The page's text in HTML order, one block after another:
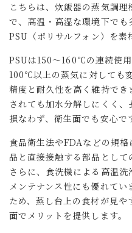
こちらは、炊飯器の蒸気調
で、高温・高湿な環境下でも
PSU（ポリサルフォン）を素
PSUは150〜160℃の連続使
100℃以上の蒸気に対しても
精度と耐久性を高く維持でき
されても加水分解しにくく
損なわず、衛生面でも安心で
食品衛生法やFDAなどの規
品と直接接触する部品として
さらに、食洗機による高温洗
メンテナンス性にも優れてい
ため、蒸し台上の食材が見
面でメリットを提供します。